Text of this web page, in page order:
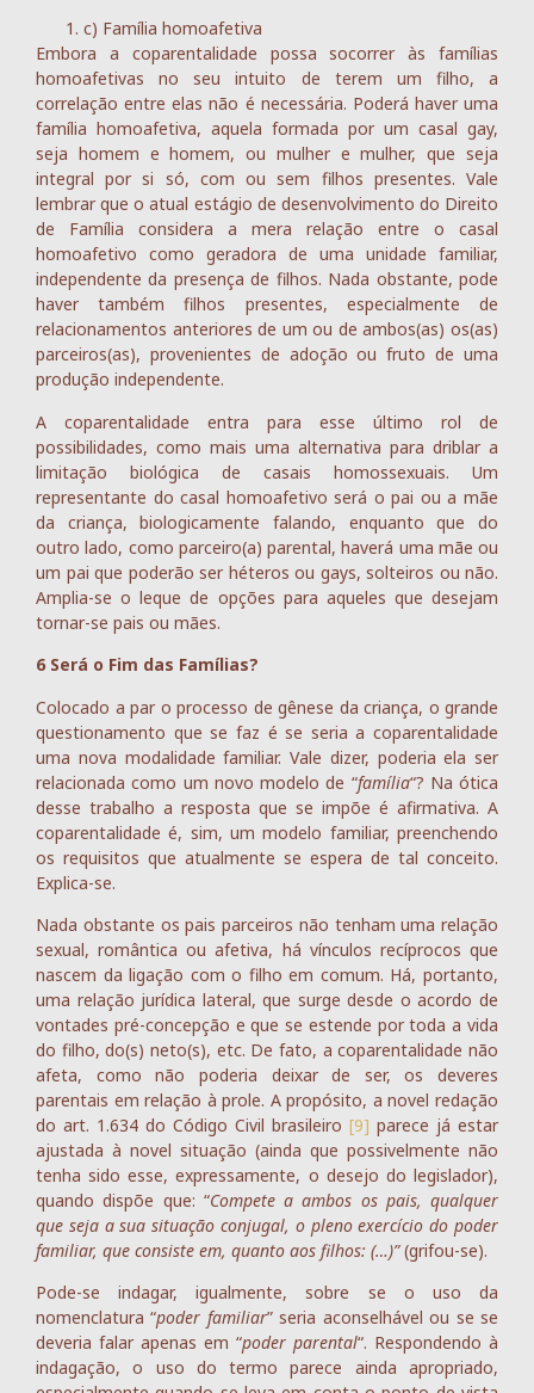
c) Família homoafetiva
Embora a coparentalidade possa socorrer às famílias
homoafetivas no seu intuito de terem um filho, a
correlação entre elas não é necessária. Poderá haver uma
família homoafetiva, aquela formada por um casal gay,
seja homem e homem, ou mulher e mulher, que seja
integral por si só, com ou sem filhos presentes. Vale
lembrar que o atual estágio de desenvolvimento do Direito
de Família considera a mera relação entre o casal
homoafetivo como geradora de uma unidade familiar,
independente da presença de filhos. Nada obstante, pode
haver também filhos presentes, especialmente de
relacionamentos anteriores de um ou de ambos(as) os(as)
parceiros(as), provenientes de adoção ou fruto de uma
produção independente.
A coparentalidade entra para esse último rol de
possibilidades, como mais uma alternativa para driblar a
limitação biológica de casais homossexuais. Um
representante do casal homoafetivo será o pai ou a mãe
da criança, biologicamente falando, enquanto que do
outro lado, como parceiro(a) parental, haverá uma mãe ou
um pai que poderão ser héteros ou gays, solteiros ou não.
Amplia-se o leque de opções para aqueles que desejam
tornar-se pais ou mães.
6 Será o Fim das Famílias?
Colocado a par o processo de gênese da criança, o grande
questionamento que se faz é se seria a coparentalidade
uma nova modalidade familiar. Vale dizer, poderia ela ser
relacionada como um novo modelo de “família“? Na ótica
desse trabalho a resposta que se impõe é afirmativa. A
coparentalidade é, sim, um modelo familiar, preenchendo
os requisitos que atualmente se espera de tal conceito.
Explica-se.
Nada obstante os pais parceiros não tenham uma relação
sexual, romântica ou afetiva, há vínculos recíprocos que
nascem da ligação com o filho em comum. Há, portanto,
uma relação jurídica lateral, que surge desde o acordo de
vontades pré-concepção e que se estende por toda a vida
do filho, do(s) neto(s), etc. De fato, a coparentalidade não
afeta, como não poderia deixar de ser, os deveres
parentais em relação à prole. A propósito, a novel redação
do art. 1.634 do Código Civil brasileiro [9] parece já estar
ajustada à novel situação (ainda que possivelmente não
tenha sido esse, expressamente, o desejo do legislador),
quando dispõe que: “Compete a ambos os pais, qualquer
que seja a sua situação conjugal, o pleno exercício do poder
familiar, que consiste em, quanto aos filhos: (…)”(grifou-se).
Pode-se indagar, igualmente, sobre se o uso da
nomenclatura “poder familiar” seria aconselhável ou se se
deveria falar apenas em “poder parental“. Respondendo à
indagação, o uso do termo parece ainda apropriado,